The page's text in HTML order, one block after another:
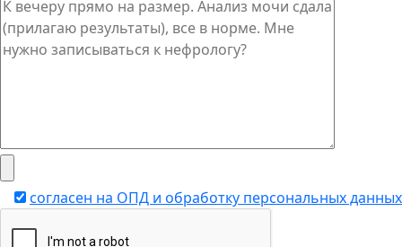
согласен на ОПД и обработку персональных данных